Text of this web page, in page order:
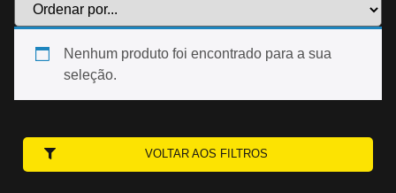
Nenhum produto foi encontrado para a sua
seleção.
VOLTAR AOS FILTROS